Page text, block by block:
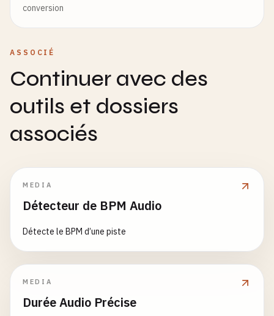
conversion
ASSOCIÉ
Continuer avec des
outils et dossiers
associés
MEDIA
Détecteur de BPM Audio
Détecte le BPM d’une piste
MEDIA
Durée Audio Précise